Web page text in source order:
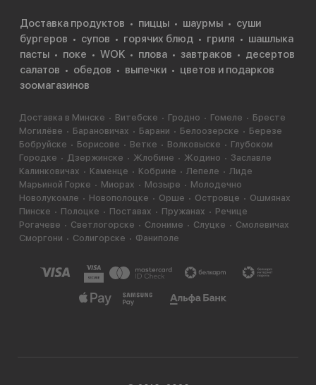
Доставка продуктов пиццы шаурмы
суши
бургеров
супов горячих блюд гриля
шашлыка
пасты
поке WOK плова завтраков
десертов
салатов
обедов выпечки
цветов и подарков
зоомагазинов
Доставка в Минске Витебске Гродно Гомеле
Бресте
Могилёве
Барановичах Барани Белоозерске
Березе
Бобруйске
Борисове Ветке Волковыске
Глубоком
Городке
Дзержинске Жлобине Жодино
Заславле
Калинковичах
Каменце Кобрине Лепеле
Лиде
Марьиной Горке
Миорах Мозыре
Молодечно
Новолукомле
Новополоцке Орше Островце
Ошмянах
Пинске
Полоцке Поставах Пружанах
Речице
Рогачеве
Светлогорске Слониме Слуцке
Смолевичах
Сморгони
Солигорске Фаниполе